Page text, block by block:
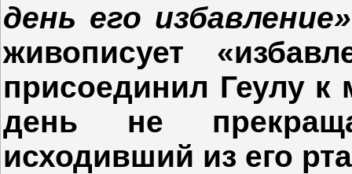
день его избавление»
живописует
присоединил Геулу к
день не
исходивший из его